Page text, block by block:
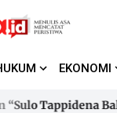
EKONOMI
Tappidena